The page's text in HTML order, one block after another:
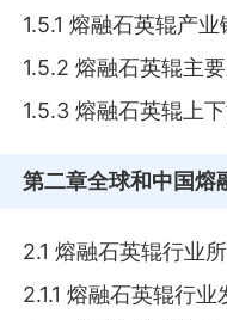
1.5.1 熔融石英辊产业
1.5.2 熔融石英辊主
1.5.3 熔融石英辊上
第二章全球和中国熔
2.1 熔融石英辊行业
2.1.1 熔融石英辊行